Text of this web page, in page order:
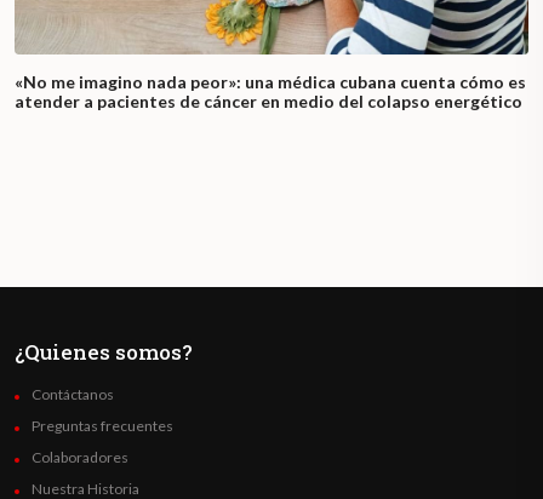
«No me imagino nada peor»: una médica cubana cuenta cómo es
atender a pacientes de cáncer en medio del colapso energético
¿Quienes somos?
Contáctanos
Preguntas frecuentes
Colaboradores
Nuestra Historia